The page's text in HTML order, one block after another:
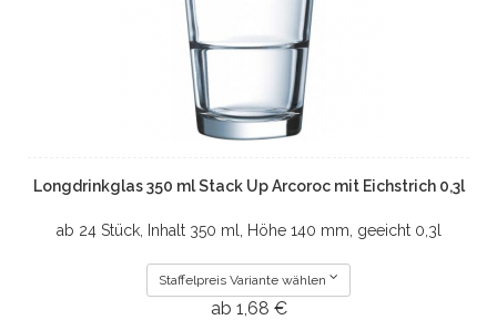
Longdrinkglas 350 ml Stack Up Arcoroc mit Eichstrich 0,3l
ab 24 Stück, Inhalt 350 ml, Höhe 140 mm, geeicht 0,3l
Staffelpreis Variante wählen
ab 1,68 €